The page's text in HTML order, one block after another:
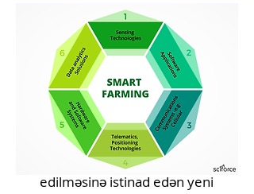
Smart Farm nədir?
Ağıllı əkinçilik tələb olunan insan
əməyini optimallaşdırmaqla
məhsulların kəmiyyətini və
keyfiyyətini artırmaq üçün müasir
İnformasiya və Kommunikasiya
Texnologiyalarından istifadə
edərək təsərrüfatların idarə
edilməsinə istinad edən yeni